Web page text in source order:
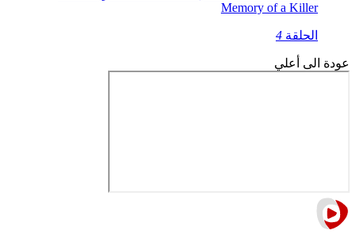
Memory of a Killer
الحلقة 4
عودة الى أعلي